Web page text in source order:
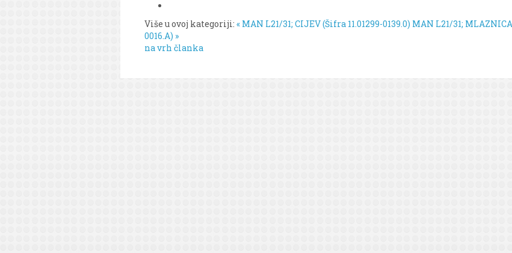
Više u ovoj kategoriji: « MAN L21/31; CIJEV (Šifra 11.01299-0139.0) MAN L21/31;
0016.A) »
na vrh članka